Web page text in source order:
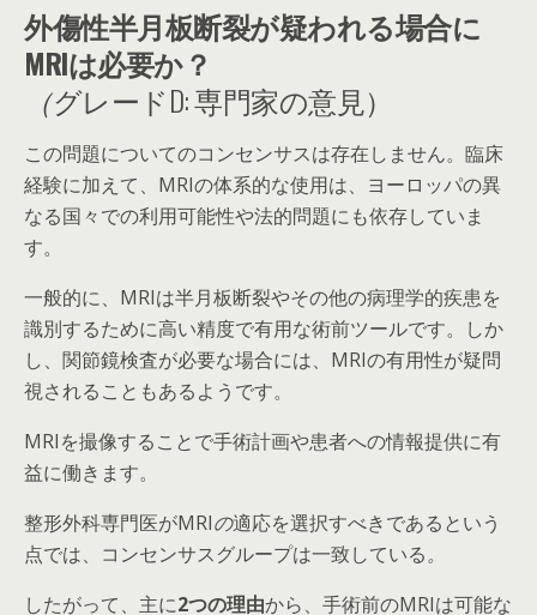
外傷性半月板断裂が疑われる場合に
MRIは必要か？
（グレードD: 専門家の意見）
この問題についてのコンセンサスは存在しません。臨床
経験に加えて、MRIの体系的な使用は、ヨーロッパの異
なる国々での利用可能性や法的問題にも依存していま
す。
一般的に、MRIは半月板断裂やその他の病理学的疾患を
識別するために高い精度で有用な術前ツールです。しか
し、関節鏡検査が必要な場合には、MRIの有用性が疑問
視されることもあるようです。
MRIを撮像することで手術計画や患者への情報提供に有
益に働きます。
整形外科専門医がMRIの適応を選択すべきであるという
点では、コンセンサスグループは一致している。
したがって、主に2つの理由から、手術前のMRIは可能な